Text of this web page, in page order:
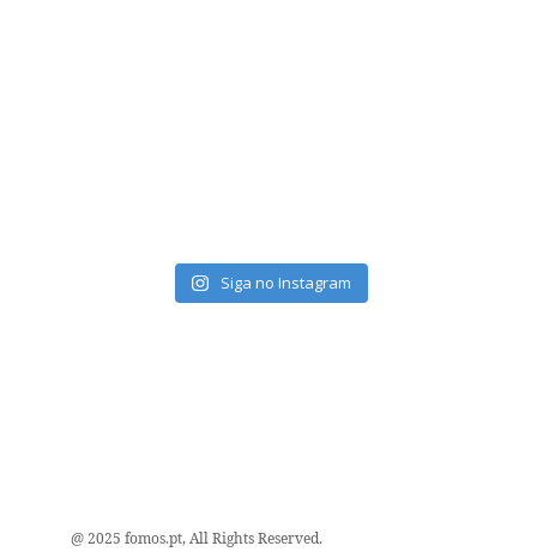
Siga no Instagram
@ 2025 fomos.pt, All Rights Reserved.